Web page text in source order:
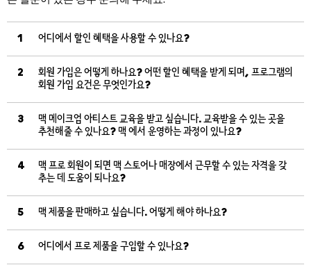
1 어디에서 할인 혜택을 사용할 수 있나요?
2
회원 가입은 어떻게 하나요? 어떤 할인 혜택을 받게 되며, 프로그램의
회원 가입 요건은 무엇인가요?
3
맥 메이크업 아티스트 교육을 받고 싶습니다. 교육받을 수 있는 곳을
추천해줄 수 있나요? 맥 에서 운영하는 과정이 있나요?
4
맥 프로 회원이 되면 맥 스토어나 매장에서 근무할 수 있는 자격을 갖
추는 데 도움이 되나요?
5 맥 제품을 판매하고 싶습니다. 어떻게 해야 하나요?
6 어디에서 프로 제품을 구입할 수 있나요?